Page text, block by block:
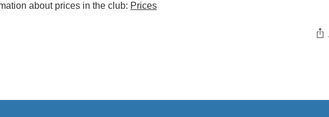
about prices in the club: Prices